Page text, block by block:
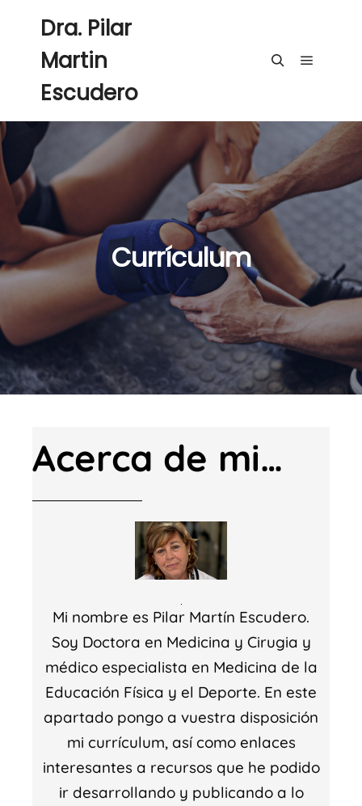
Dra. Pilar
Martin
Escudero
Currículum
Acerca de mi…
Mi nombre es Pilar Martín Escudero.
Soy Doctora en Medicina y Cirugia y
médico especialista en Medicina de la
Educación Física y el Deporte. En este
apartado pongo a vuestra disposición
mi currículum, así como enlaces
interesantes a recursos que he podido
ir desarrollando y publicando a lo